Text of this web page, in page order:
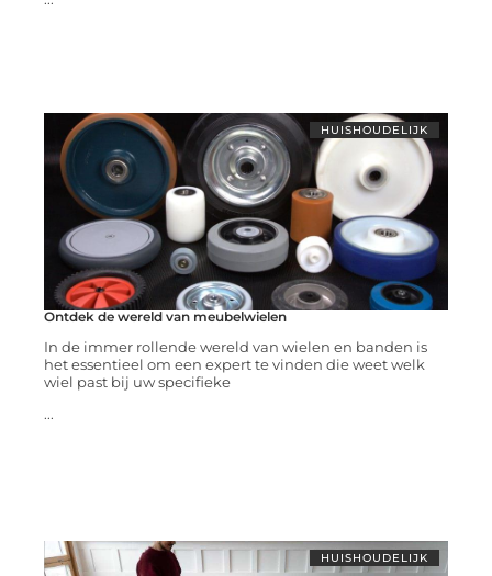
HUISHOUDELIJK
Ontdek de wereld van meubelwielen
In de immer rollende wereld van wielen en banden is
het essentieel om een expert te vinden die weet welk
wiel past bij uw specifieke
...
HUISHOUDELIJK